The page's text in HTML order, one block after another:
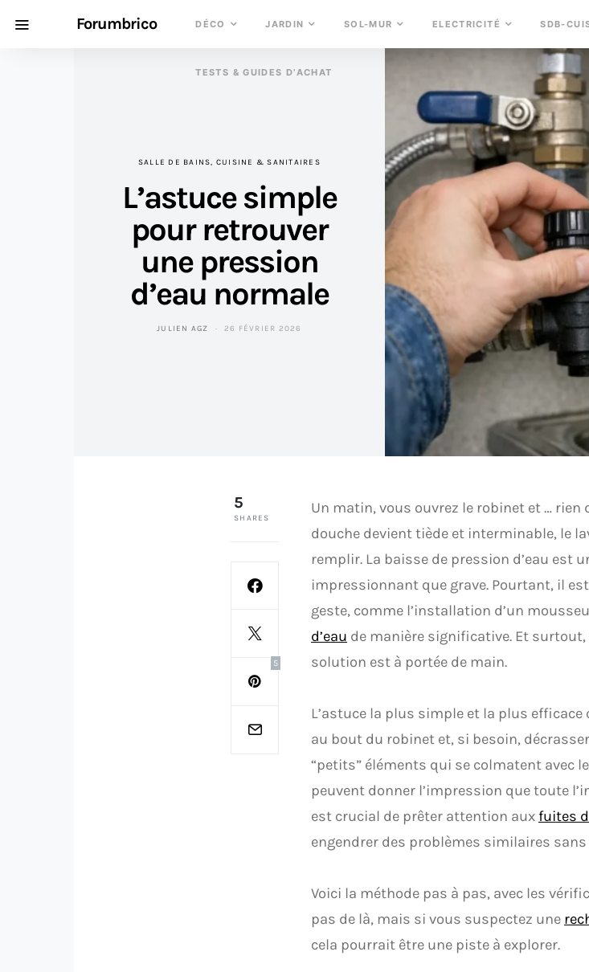
Forumbrico DÉCO JARDIN SOL-MUR ELECTRICITÉ SDB-
TESTS & GUIDES D’ACHAT
SALLE DE BAINS, CUISINE & SANITAIRES
L’astuce simple
pour retrouver
une pression
d’eau normale
JULIEN AGZ 26 FÉVRIER 2026
5
SHARES
5
Un matin, vous ouvrez le robinet et … rien
douche devient tiède et interminable, le
remplir. La baisse de pression d’eau est
impressionnant que grave. Pourtant, il
geste, comme l’installation d’un
d’eau de manière significative. Et
solution est à portée de main.
L’astuce la plus simple et la plus
au bout du robinet et, si besoin,
“petits” éléments qui se colmatent avec
peuvent donner l’impression que toute
est crucial de prêter attention aux fuites
engendrer des problèmes similaires
Voici la méthode pas à pas, avec les
pas de là, mais si vous suspectez une
cela pourrait être une piste à explorer.